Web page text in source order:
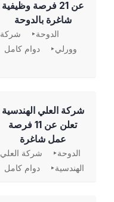
عن 21 فرصة وظيفية
شاغرة بالدوحة
الدوحة
شركة
وورلي
دوام كامل
شركة العلي الهندسية
تعلن عن 11 فرصة
عمل شاغرة
الدوحة
شركة العلي
الهندسية
دوام كامل